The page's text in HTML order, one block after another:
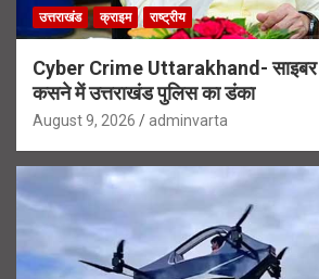
उत्तराखंड क्राइम राष्ट्रीय
Cyber Crime Uttarakhand- साइबर
कसने में उत्तराखंड पुलिस का डंका
August 9, 2026 adminvarta